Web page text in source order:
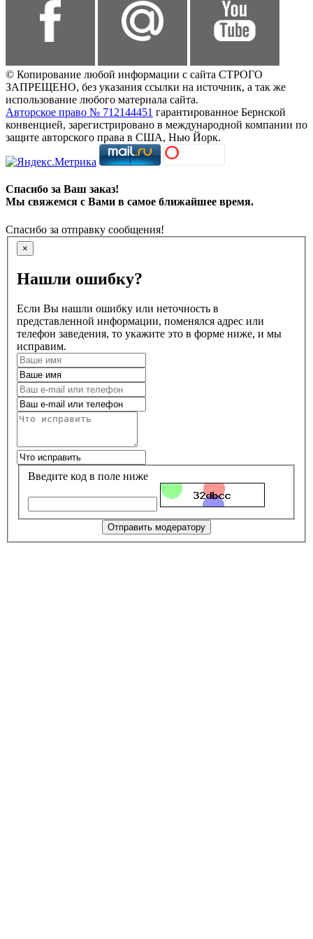
© Копирование любой информации с сайта СТРОГО
ЗАПРЕЩЕНО, без указания ссылки на источник, а так же
использование любого материала сайта.
Авторское право № 712144451 гарантированное Бернской
конвенцией, зарегистрировано в международной компании по
защите авторского права в США, Нью Йорк.
Спасибо за Ваш заказ!
Мы свяжемся с Вами в самое ближайшее время.
Спасибо за отправку сообщения!
×
Нашли ошибку?
Если Вы нашли ошибку или неточность в
представленной информации, поменялся адрес или
телефон заведения, то укажите это в форме ниже, и мы
исправим.
Введите код в поле ниже
Отправить модератору